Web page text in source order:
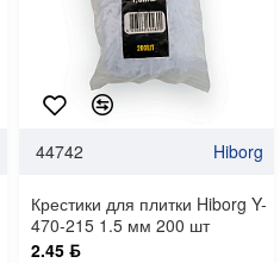
44742 Hiborg
Крестики для плитки Hiborg Y-
470-215 1.5 мм 200 шт
2.45 ƃ